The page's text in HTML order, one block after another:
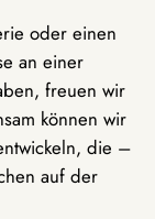
oder einen
an einer
freuen wir
können wir
die –
auf der